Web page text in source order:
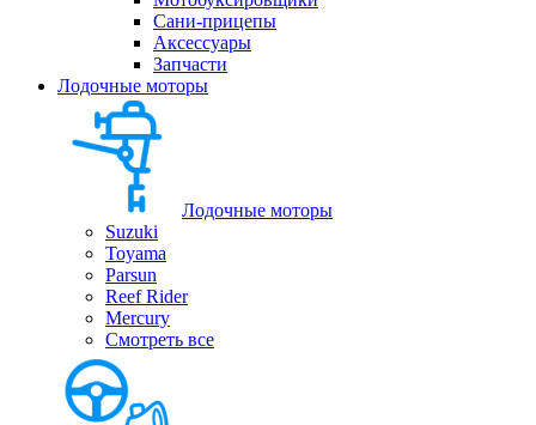
Сани-прицепы
Аксессуары
Запчасти
Лодочные моторы
Лодочные моторы
Suzuki
Toyama
Parsun
Reef Rider
Mercury
Смотреть все